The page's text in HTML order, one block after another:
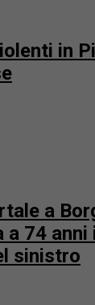
in
a
a 74
sinistro